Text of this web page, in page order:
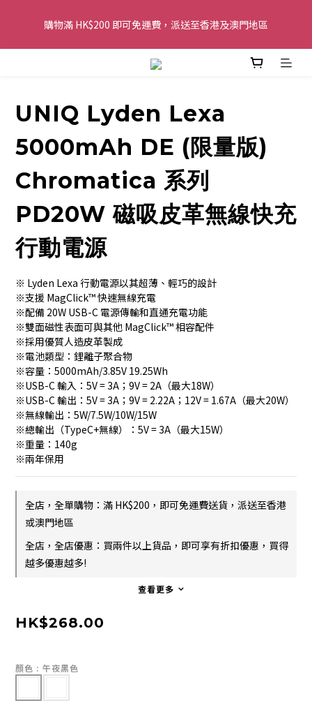
購物滿 HK$200 即可免運費，派送至香港及澳門地區
購物滿 HK$200 即可免運費，派送至香港及澳門地區
全單金額：每滿 HK$250，以轉數快或八達通方式付款，額外再減
歡迎 WhatsApp 6123 6918 查詢或電郵到
購物滿 HK$200 即可免運費，派送至香港及澳門地區
UNIQ Lyden Lexa
5000mAh DE (限量版)
Chromatica 系列
PD20W 磁吸皮革無線快充
行動電源
※ Lyden Lexa 行動電源以其超薄、輕巧的設計
※支援 MagClick™ 快速無線充電
※配備 20W USB-C 電源傳輸和直通充電功能
※雙面磁性表面可與其他 MagClick™ 相容配件
※採用優質人造皮革製成
※電池類型：鋰離子聚合物
※容量：5000mAh/3.85V 19.25Wh
※USB-C 輸入：5V = 3A；9V = 2A（最大18W）
※USB-C 輸出：5V = 3A；9V = 2.22A；12V = 1.67A（最大20W）
※無線輸出：5W/7.5W/10W/15W
※總輸出（TypeC+無線）：5V = 3A（最大15W）
※重量：140g
※兩年保用
全店，全單購物：滿 HK$200，即可免運費送貨，派送至香港
或澳門地區
全店，全店優惠：買兩件以上貨品，即可享有折扣優惠，買得
越多優惠越多!
查看更多
HK$268.00
顏色 : 午夜黑色